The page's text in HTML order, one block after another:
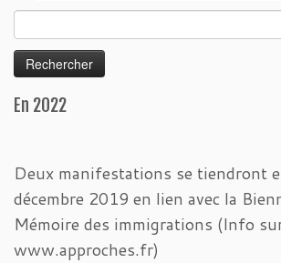
Rechercher :
En 2022
Deux manifestations se tiendront
décembre 2019 en lien avec la
Mémoire des immigrations (Info
www.approches.fr)